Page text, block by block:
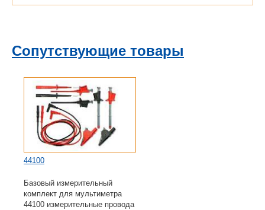
Сопутствующие товары
44100
Базовый измерительный
комплект для мультиметра
44100 измерительные провода